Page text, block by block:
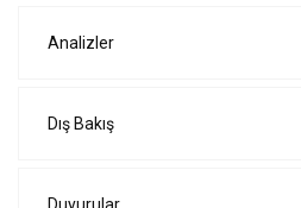
Analizler
Dış Bakış